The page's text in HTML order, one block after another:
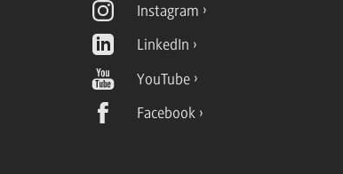
Instagram
LinkedIn
YouTube
Facebook